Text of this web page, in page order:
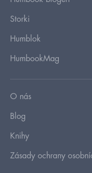
Storki
Humblok
HumbookMag
O nás
Blog
Knihy
Zásady ochrany